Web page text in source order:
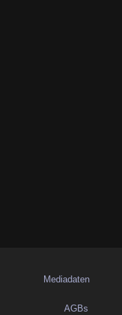
Mediadaten
AGBs